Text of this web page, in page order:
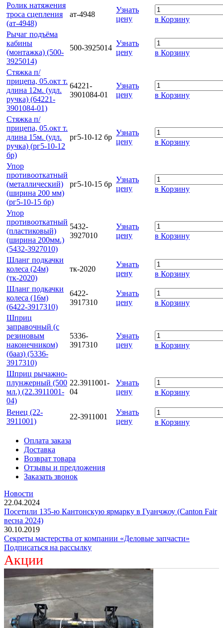
Ролик натяжения
троса сцепления
(ат-4948)
ат-4948
Узнать
цену
в Корзину
Рычаг подъёма
кабины
(монтажка) (500-
3925014)
500-3925014
Узнать
цену
в Корзину
Стяжка п/
прицепа, 05.окт т.
длина 12м. (удл.
ручка) (64221-
3901084-01)
64221-
3901084-01
Узнать
цену
в Корзину
Стяжка п/
прицепа, 05.окт т.
длина 15м. (удл.
ручка) (рг5-10-12
бр)
рг5-10-12 бр
Узнать
цену
в Корзину
Упор
противооткатный
(металлический)
(ширина 200 мм)
(рг5-10-15 бр)
рг5-10-15 бр
Узнать
цену
в Корзину
Упор
противооткатный
(пластиковый)
(ширина 200мм.)
(5432-3927010)
5432-
3927010
Узнать
цену
в Корзину
Шланг подкачки
колеса (24м)
(тк-2020)
тк-2020
Узнать
цену
в Корзину
Шланг подкачки
колеса (16м)
(6422-3917310)
6422-
3917310
Узнать
цену
в Корзину
Шприц
заправочный (с
резиновым
наконечником)
(бааз) (5336-
3917310)
5336-
3917310
Узнать
цену
в Корзину
Шприц рычажно-
плунжерный (500
мл.) (22.3911001-
04)
22.3911001-
04
Узнать
цену
в Корзину
Венец (22-
3911001)
22-3911001
Узнать
цену
в Корзину
Оплата заказа
Доставка
Возврат товара
Отзывы и предложения
Заказать звонок
Новости
22.04.2024
Посетили 135-ю Кантонскую ярмарку в Гуанчжоу (Canton Fair
весна 2024)
30.10.2019
Секреты мастерства от компании «Деловые запчасти»
Подписаться на рассылку
Акции